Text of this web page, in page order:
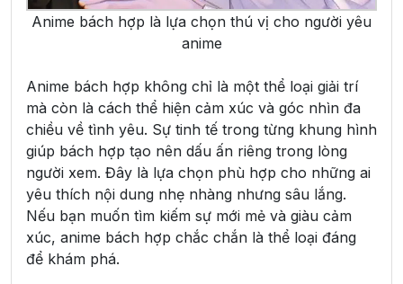
Anime bách hợp là lựa chọn thú vị cho người yêu
anime
Anime bách hợp không chỉ là một thể loại giải trí
mà còn là cách thể hiện cảm xúc và góc nhìn đa
chiều về tình yêu. Sự tinh tế trong từng khung hình
giúp bách hợp tạo nên dấu ấn riêng trong lòng
người xem. Đây là lựa chọn phù hợp cho những ai
yêu thích nội dung nhẹ nhàng nhưng sâu lắng.
Nếu bạn muốn tìm kiếm sự mới mẻ và giàu cảm
xúc, anime bách hợp chắc chắn là thể loại đáng
để khám phá.